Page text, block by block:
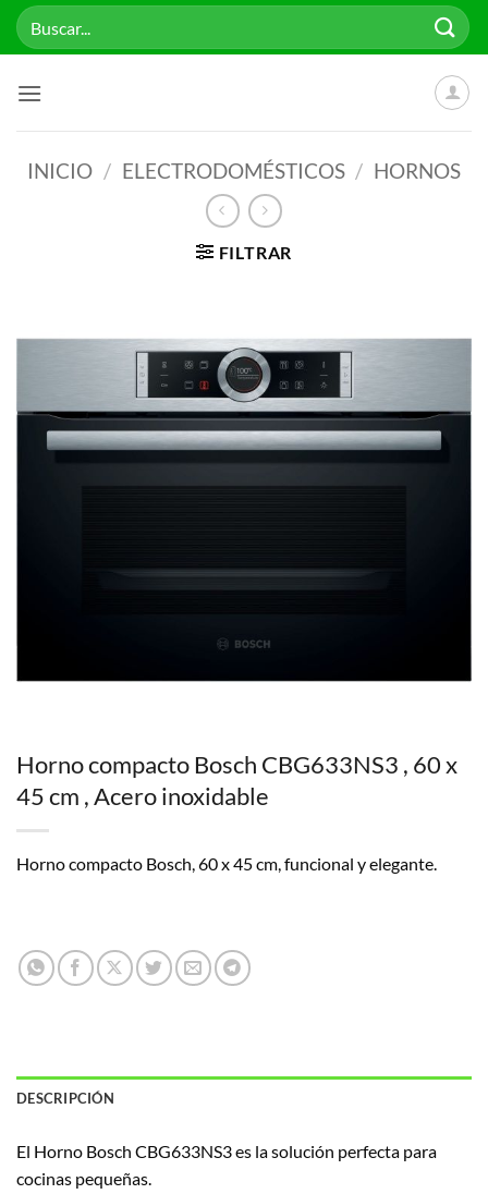
Saltar
Buscar
por:
INICIO / ELECTRODOMÉSTICOS / HORNOS
FILTRAR
Horno compacto Bosch CBG633NS3 , 60 x
45 cm , Acero inoxidable
Horno compacto Bosch, 60 x 45 cm, funcional y elegante.
DESCRIPCIÓN
El Horno Bosch CBG633NS3 es la solución perfecta para
cocinas pequeñas.